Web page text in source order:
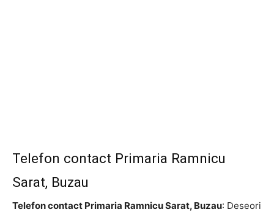
Telefon contact Primaria Ramnicu
Sarat, Buzau
Telefon contact Primaria Ramnicu Sarat, Buzau: Deseori